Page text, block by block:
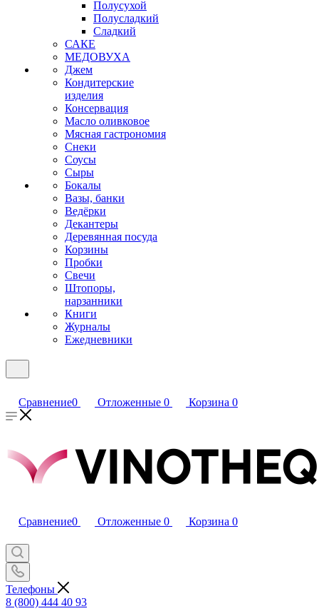
Полусухой
Полусладкий
Сладкий
САКЕ
МЕДОВУХА
Джем
Кондитерские
изделия
Консервация
Масло оливковое
Мясная гастрономия
Снеки
Соусы
Сыры
Бокалы
Вазы, банки
Ведёрки
Декантеры
Деревянная посуда
Корзины
Пробки
Свечи
Штопоры,
нарзанники
Книги
Журналы
Ежедневники
Сравнение0 Отложенные 0 Корзина 0
Сравнение0 Отложенные 0 Корзина 0
Телефоны
8 (800) 444 40 93